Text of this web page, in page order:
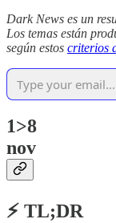
Dark News es un
Los temas están
según estos criterios
1>8
nov
⚡ TL;DR